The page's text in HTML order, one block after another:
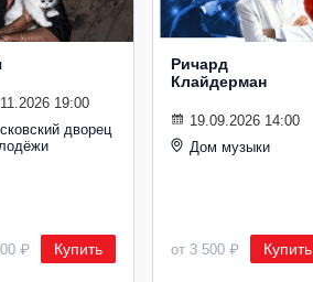
19:00
дворец
₽ Купить
Ричард
Клайдерман
19.09.2026 14:00
Дом музыки
от 3 500 ₽ Купить